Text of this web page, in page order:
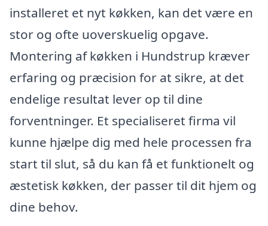
installeret et nyt køkken, kan det være en
stor og ofte uoverskuelig opgave.
Montering af køkken i Hundstrup kræver
erfaring og præcision for at sikre, at det
endelige resultat lever op til dine
forventninger. Et specialiseret firma vil
kunne hjælpe dig med hele processen fra
start til slut, så du kan få et funktionelt og
æstetisk køkken, der passer til dit hjem og
dine behov.